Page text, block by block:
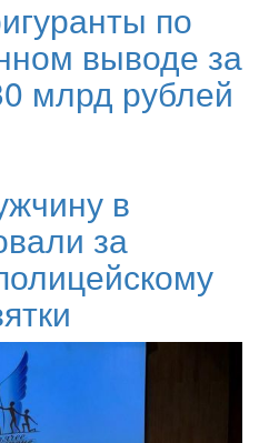
по
выводе за
млрд рублей
в
за